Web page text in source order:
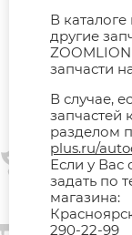
В
другие
запчасти
В случае,
запчастей
разделом
plus.ru/
Если у Вас
задать по
магазина:
290-22-99